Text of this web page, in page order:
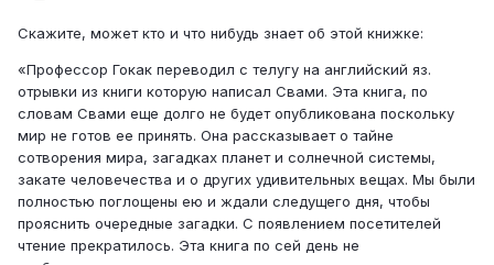
Скажите, может кто и что нибудь знает об этой книжке:
«Профессор Гокак переводил с телугу на английский яз.
отрывки из книги которую написал Свами. Эта книга, по
словам Свами еще долго не будет опубликована поскольку
мир не готов ее принять. Она рассказывает о тайне
сотворения мира, загадках планет и солнечной системы,
закате человечества и о других удивительных вещах. Мы были
полностью поглощены ею и ждали следущего дня, чтобы
прояснить очередные загадки. С появлением посетителей
чтение прекратилось. Эта книга по сей день не